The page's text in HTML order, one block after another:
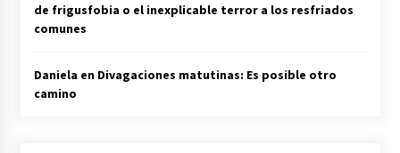
de frigusfobia o el inexplicable terror a los resfriados
comunes
Daniela en Divagaciones matutinas: Es posible otro
camino